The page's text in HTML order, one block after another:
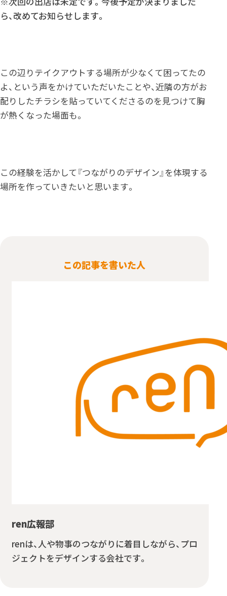
ら、改めてお知らせします。
この辺りテイクアウトする場所が少なくて困ってたの
よ、という声をかけていただいたことや、近隣の方がお
配りしたチラシを貼っていてくださるのを見つけて胸
が熱くなった場面も。
この経験を活かして『つながりのデザイン』を体現する
場所を作っていきたいと思います。
この記事を書いた人
ren広報部
renは、人や物事のつながりに着目しながら、プロ
ジェクトをデザインする会社です。